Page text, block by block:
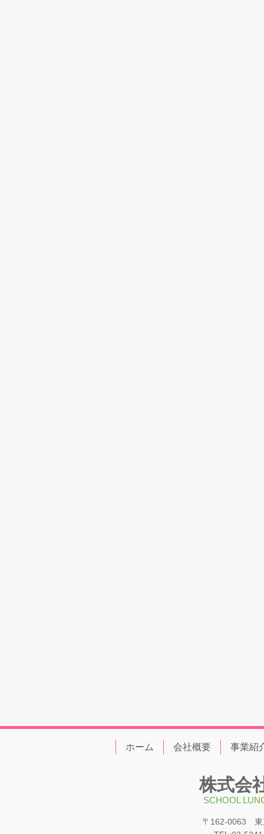
ホーム 会社概要 事業紹
株式会
SCHOOL
〒162-0063 東